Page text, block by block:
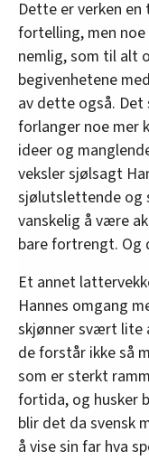
Dette er verken
fortelling, men
nemlig, som til alt
begivenhetene
av dette også. Det
forlanger noe mer
ideer og
veksler sjølsagt
sjølutslettende og
vanskelig å være
bare fortrengt. Og
Et annet
Hannes omgang
skjønner svært lite
de forstår ikke så
som er sterkt
fortida, og husker
blir det da svensk
å vise sin far hva